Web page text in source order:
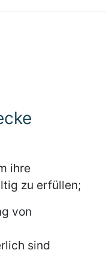
ihre
zu erfüllen;
von
sind